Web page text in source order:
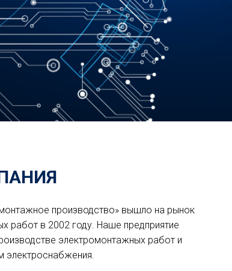
производство» вышло на рынок
работ в 2002 году. Наше предприятие
электромонтажных работ и
электроснабжения.